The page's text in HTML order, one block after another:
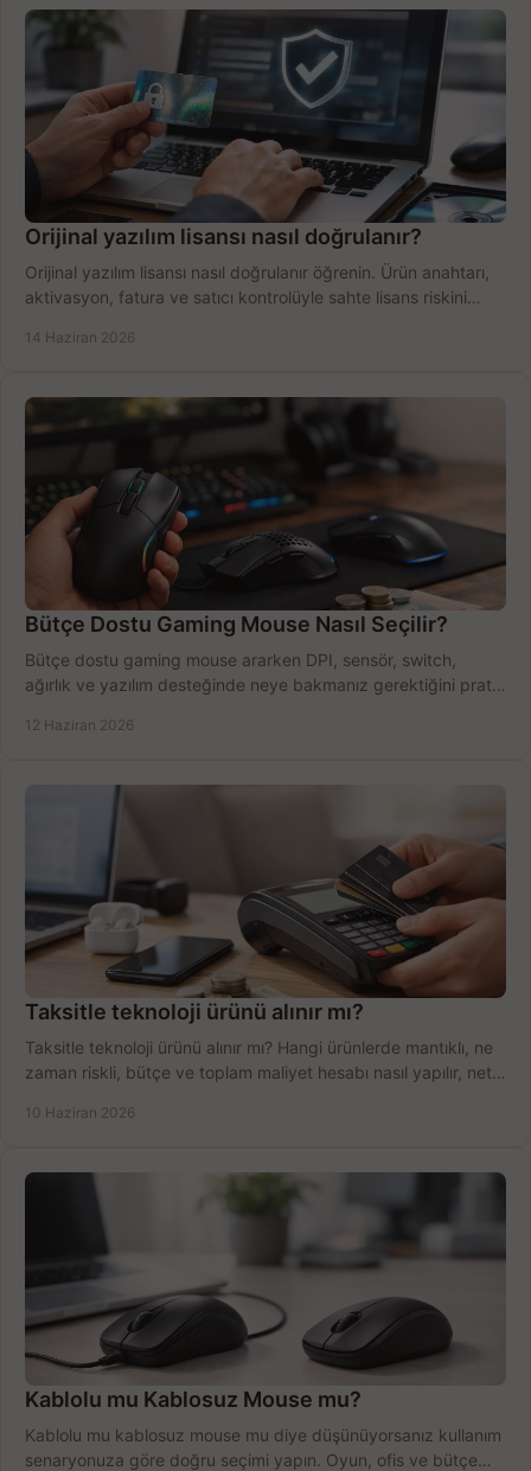
Orijinal yazılım lisansı nasıl doğrulanır?
Orijinal yazılım lisansı nasıl doğrulanır öğrenin. Ürün anahtarı,
aktivasyon, fatura ve satıcı kontrolüyle sahte lisans riskini
14 Haziran 2026
Bütçe Dostu Gaming Mouse Nasıl Seçilir?
Bütçe dostu gaming mouse ararken DPI, sensör, switch,
ağırlık ve yazılım desteğinde neye bakmanız gerektiğini pratik
12 Haziran 2026
Taksitle teknoloji ürünü alınır mı?
Taksitle teknoloji ürünü alınır mı? Hangi ürünlerde mantıklı, ne
zaman riskli, bütçe ve toplam maliyet hesabı nasıl yapılır, net
10 Haziran 2026
Kablolu mu Kablosuz Mouse mu?
Kablolu mu kablosuz mouse mu diye düşünüyorsanız kullanım
senaryonuza göre doğru seçimi yapın. Oyun, ofis ve bütçe